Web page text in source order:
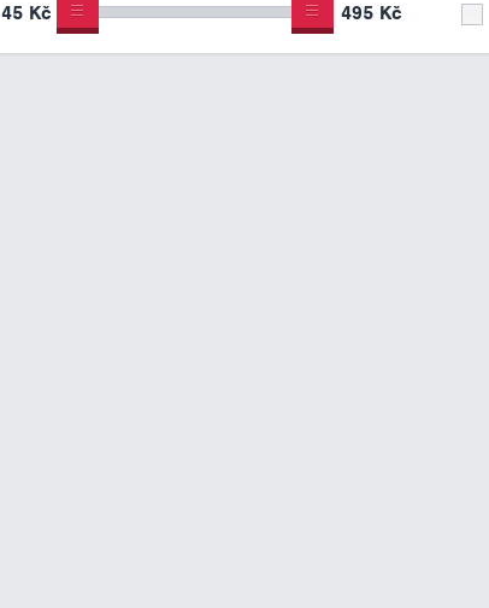
45 Kč 495 Kč